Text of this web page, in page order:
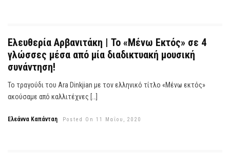
Ελευθερία Αρβανιτάκη | Το «Μένω Εκτός» σε 4
γλώσσες μέσα από μία διαδικτυακή μουσική
συνάντηση!
Το τραγούδι του Ara Dinkjian με τον ελληνικό τίτλο «Μένω εκτός»
ακούσαμε από καλλιτέχνες […]
Ελεάννα Καπάνταη Posted On 11 Μαΐου, 2020